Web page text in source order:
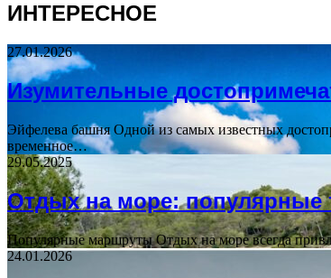
ИНТЕРЕСНОЕ
27.01.2026
Изумительные
Эйфелева башня Одной из самых известных
временное…
29.05.2025
Отдых на море: популярные
Популярные маршруты Отдых на море всегда
24.01.2026